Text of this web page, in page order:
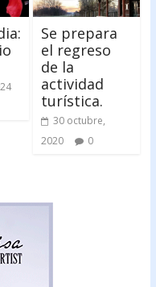
Se prepara
el regreso
de la
actividad
turística.
30 octubre,
2020
0